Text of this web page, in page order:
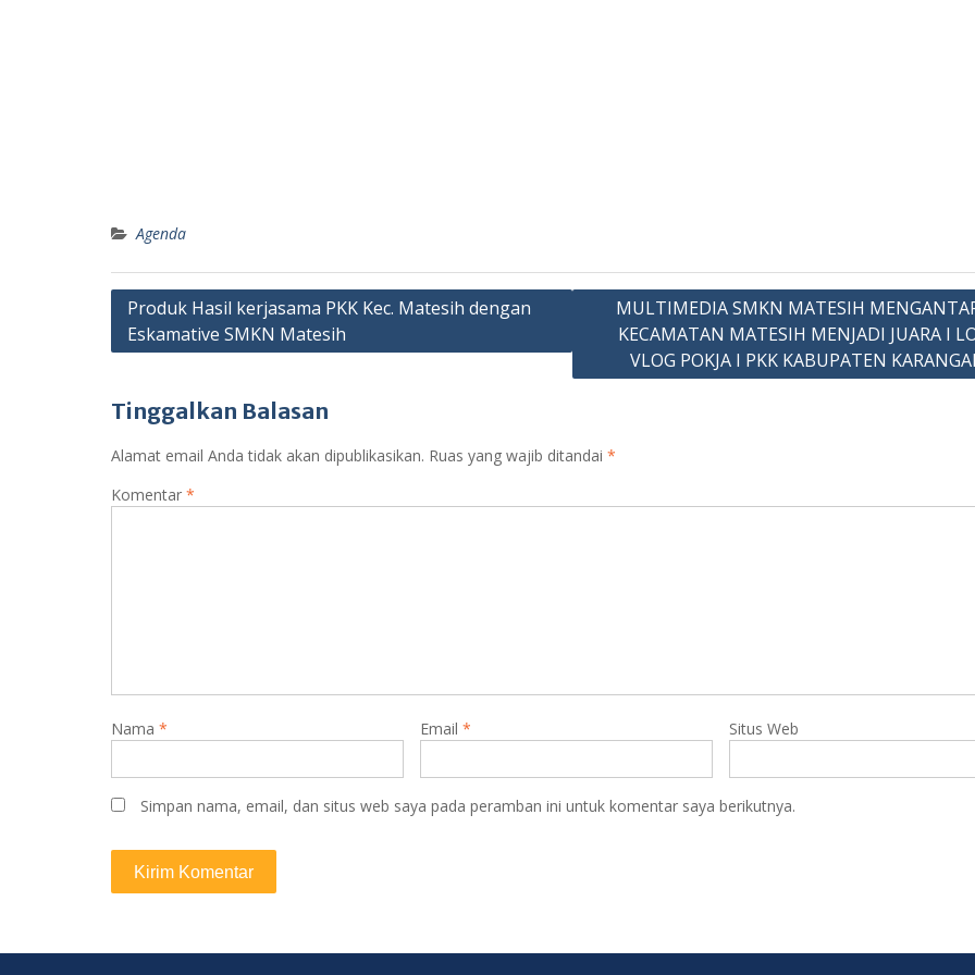
Agenda
Navigasi
pos
Produk Hasil kerjasama PKK Kec. Matesih dengan
Eskamative SMKN Matesih
MULTIMEDIA SMKN MATESIH
KECAMATAN MATESIH MENJADI JUARA I
VLOG POKJA I PKK KABUPATEN
Tinggalkan Balasan
Alamat email Anda tidak akan dipublikasikan. Ruas yang wajib ditandai *
Komentar *
Nama * Email * Situs Web
Simpan nama, email, dan situs web saya pada peramban ini untuk komentar saya berikutnya.